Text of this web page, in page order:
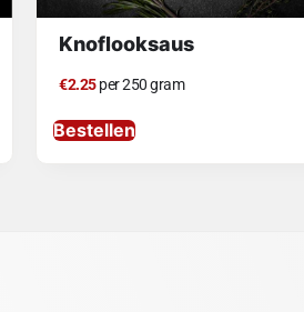
Knoflooksaus
€2.25per 250 gram
Bestellen